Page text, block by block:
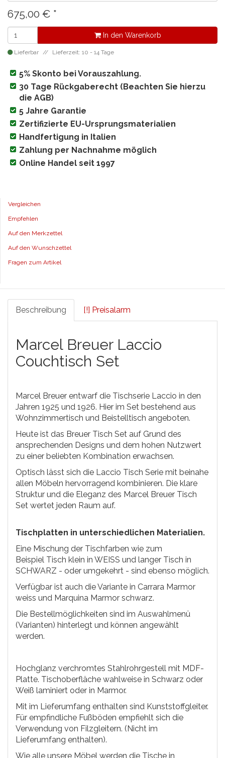
675,00 € *
In den Warenkorb
Lieferbar Lieferzeit: 10 - 14 Tage
5% Skonto bei Vorauszahlung.
30 Tage Rückgaberecht (Beachten Sie hierzu
die AGB)
5 Jahre Garantie
Zertifizierte EU-Ursprungsmaterialien
Handfertigung in Italien
Zahlung per Nachnahme möglich
Online Handel seit 1997
Vergleichen
Empfehlen
Auf den Merkzettel
Auf den Wunschzettel
Fragen zum Artikel
Beschreibung [!] Preisalarm
Marcel Breuer Laccio
Couchtisch Set
Marcel Breuer entwarf die Tischserie Laccio in den
Jahren 1925 und 1926. Hier im Set bestehend aus
Wohnzimmertisch und Beistelltisch angeboten.
Heute ist das Breuer Tisch Set auf Grund des
ansprechenden Designs und dem hohen Nutzwert
zu einer beliebten Kombination erwachsen.
Optisch lässt sich die Laccio Tisch Serie mit beinahe
allen Möbeln hervorragend kombinieren. Die klare
Struktur und die Eleganz des Marcel Breuer Tisch
Set wertet jeden Raum auf.
Tischplatten in unterschiedlichen Materialien.
Eine Mischung der Tischfarben wie zum
Beispiel Tisch klein in WEISS und langer Tisch in
SCHWARZ - oder umgekehrt - sind ebenso möglich.
Verfügbar ist auch die Variante in Carrara Marmor
weiss und Marquina Marmor schwarz.
Die Bestellmöglichkeiten sind im Auswahlmenü
(Varianten) hinterlegt und können angewählt
werden.
Hochglanz verchromtes Stahlrohrgestell mit MDF-
Platte. Tischoberfläche wahlweise in Schwarz oder
Weiß laminiert oder in Marmor.
Mit im Lieferumfang enthalten sind Kunststoffgleiter.
Für empfindliche Fußböden empfiehlt sich die
Verwendung von Filzgleitern. (Nicht im
Lieferumfang enthalten).
Wie alle unsere Möbel werden die Tische in